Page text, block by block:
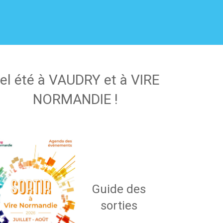
été à VAUDRY et à VIRE
NORMANDIE !
Guide des
sorties